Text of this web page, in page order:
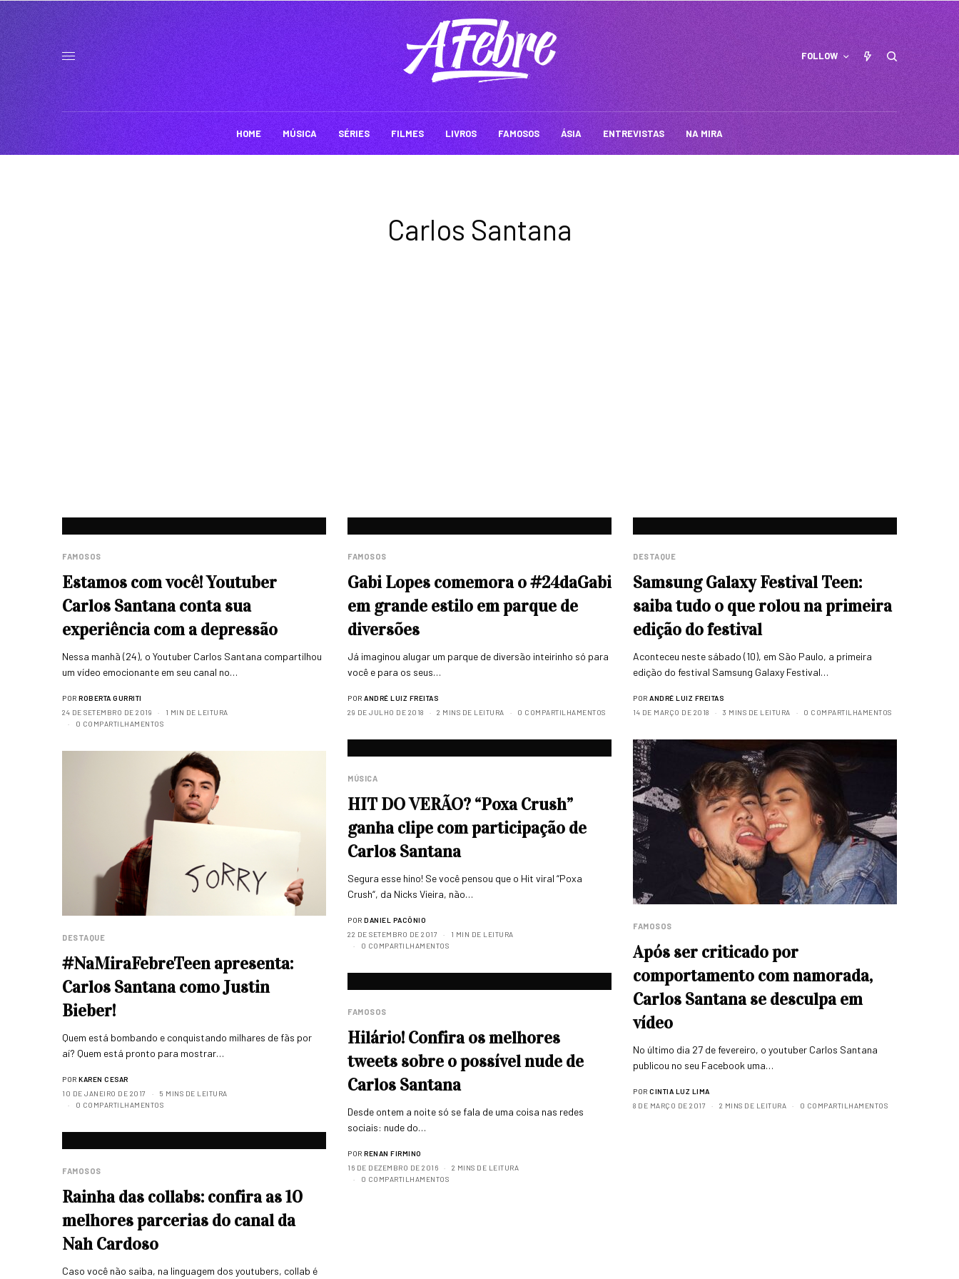
FOLLOW
HOME MÚSICA SÉRIES FILMES LIVROS FAMOSOS ÁSIA ENTREVISTAS NA MIRA
Carlos Santana
FAMOSOS
Estamos com você! Youtuber
Carlos Santana conta sua
experiência com a depressão
Nessa manhã (24), o Youtuber Carlos Santana compartilhou
um vídeo emocionante em seu canal no…
POR ROBERTA GURRITI
24 DE SETEMBRO DE 2019
1 MIN DE LEITURA
0 COMPARTILHAMENTOS
FAMOSOS
Gabi Lopes comemora o #24daGabi
em grande estilo em parque de
diversões
Já imaginou alugar um parque de diversão inteirinho só para
você e para os seus…
POR ANDRÉ LUIZ FREITAS
29 DE JULHO DE 2018
2 MINS DE LEITURA 0 COMPARTILHAMENTOS
DESTAQUE
Samsung Galaxy Festival Teen:
saiba tudo o que rolou na primeira
edição do festival
Aconteceu neste sábado (10), em São Paulo, a primeira
edição do festival Samsung Galaxy Festival…
POR ANDRÉ LUIZ FREITAS
14 DE MARÇO DE 2018
3 MINS DE LEITURA 0 COMPARTILHAMENTOS
MÚSICA
HIT DO VERÃO? “Poxa Crush”
ganha clipe com participação de
Carlos Santana
Segura esse hino! Se você pensou que o Hit viral “Poxa
Crush“, da Nicks Vieira, não…
POR DANIEL PACÔNIO
22 DE SETEMBRO DE 2017
1 MIN DE LEITURA
0 COMPARTILHAMENTOS
FAMOSOS
Após ser criticado por
comportamento com namorada,
Carlos Santana se desculpa em
vídeo
No último dia 27 de fevereiro, o youtuber Carlos Santana
publicou no seu Facebook uma…
POR CINTIA LUZ LIMA
8 DE MARÇO DE 2017
2 MINS DE LEITURA 0 COMPARTILHAMENTOS
DESTAQUE
#NaMiraFebreTeen apresenta:
Carlos Santana como Justin
Bieber!
Quem está bombando e conquistando milhares de fãs por
aí? Quem está pronto para mostrar…
POR KAREN CESAR
10 DE JANEIRO DE 2017
5 MINS DE LEITURA
0 COMPARTILHAMENTOS
FAMOSOS
Hilário! Confira os melhores
tweets sobre o possível nude de
Carlos Santana
Desde ontem a noite só se fala de uma coisa nas redes
sociais: nude do…
POR RENAN FIRMINO
16 DE DEZEMBRO DE 2016
2 MINS DE LEITURA
0 COMPARTILHAMENTOS
FAMOSOS
Rainha das collabs: confira as 10
melhores parcerias do canal da
Nah Cardoso
Caso você não saiba, na linguagem dos youtubers, collab é